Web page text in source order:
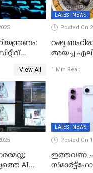
സേഫ്
View All
LATEST NEWS
Posted On
റഷ്യ
അയച്ച
ജീവനോടെ
1 Min Read
AI
LATEST NEWS
Posted On
ഇത്തവണ